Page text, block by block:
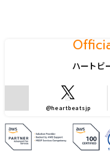
ハートビ
@heartbeatsjp